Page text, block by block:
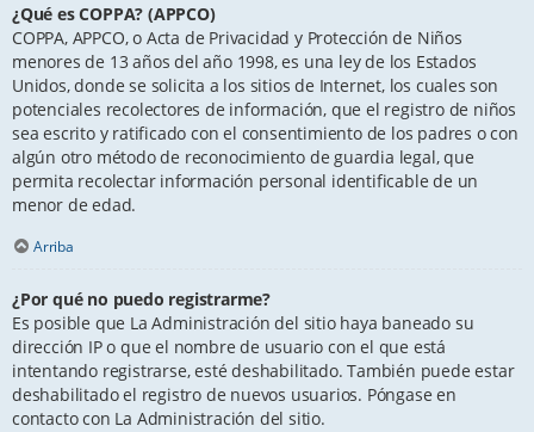
¿Qué es COPPA? (APPCO)
COPPA, APPCO, o Acta de Privacidad y Protección de Niños
menores de 13 años del año 1998, es una ley de los Estados
Unidos, donde se solicita a los sitios de Internet, los cuales son
potenciales recolectores de información, que el registro de niños
sea escrito y ratificado con el consentimiento de los padres o con
algún otro método de reconocimiento de guardia legal, que
permita recolectar información personal identificable de un
menor de edad.
Arriba
¿Por qué no puedo registrarme?
Es posible que La Administración del sitio haya baneado su
dirección IP o que el nombre de usuario con el que está
intentando registrarse, esté deshabilitado. También puede estar
deshabilitado el registro de nuevos usuarios. Póngase en
contacto con La Administración del sitio.